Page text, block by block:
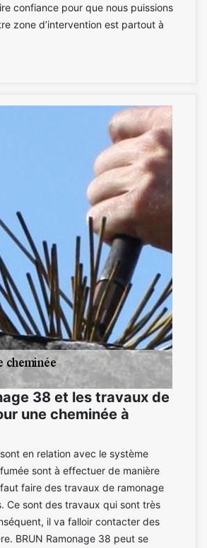
confiance pour que nous puissions
zone d’intervention est partout à
38 et les travaux de
une cheminée à
en relation avec le système
sont à effectuer de manière
faire des travaux de ramonage
Ce sont des travaux qui sont très
il va falloir contacter des
BRUN Ramonage 38 peut se